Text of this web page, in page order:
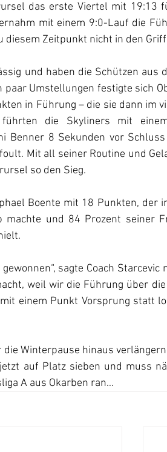
das erste Viertel mit 19:13
mit einem 9:0-Lauf die
diesem Zeitpunkt nicht in den
und haben die Schützen aus
paar Umstellungen festigte sich
in Führung – die sie dann im
die Skyliners mit
Benner 8 Sekunden vor
Mit all seiner Routine und
so den Sieg.
Boente mit 18 Punkten, der
machte und 84 Prozent seiner
sagte Coach Starcevic
weil wir die Führung über
einem Punkt Vorsprung statt
die Winterpause hinaus
auf Platz sieben und muss
A aus Okarben ran…